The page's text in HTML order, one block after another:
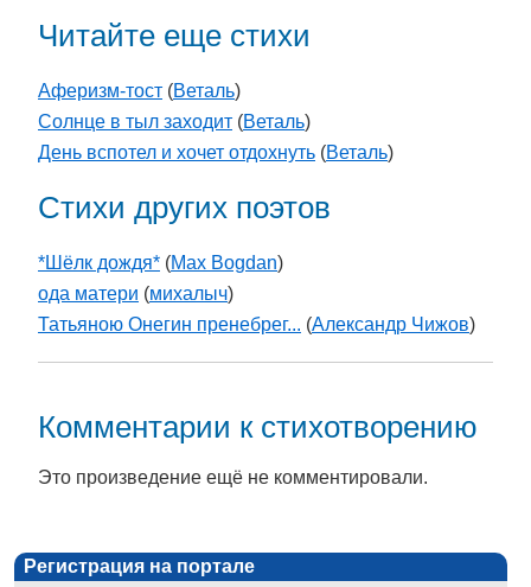
Читайте еще стихи
Аферизм-тост (Веталь)
Солнце в тыл заходит (Веталь)
День вспотел и хочет отдохнуть (Веталь)
Стихи других поэтов
*Шёлк дождя* (Max Bogdan)
ода матери (михалыч)
Татьяною Онегин пренебрег... (Александр Чижов)
Комментарии к стихотворению
Это произведение ещё не комментировали.
Регистрация на портале